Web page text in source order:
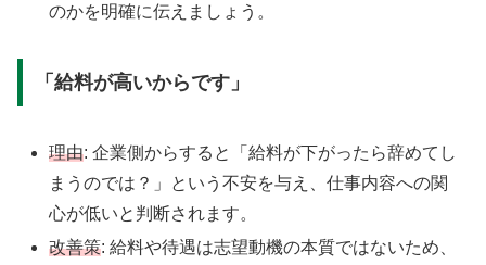
のかを明確に伝えましょう。
「給料が高いからです」
理由: 企業側からすると「給料が下がったら辞めてし
まうのでは？」という不安を与え、仕事内容への関
心が低いと判断されます。
改善策: 給料や待遇は志望動機の本質ではないため、